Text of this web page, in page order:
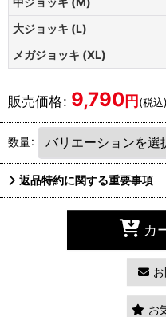
大ジョッキ (L)
メガジョッキ (XL)
販売価格: 9,790円(税込)
数量:
返品特約に関する重要事項
カ
お